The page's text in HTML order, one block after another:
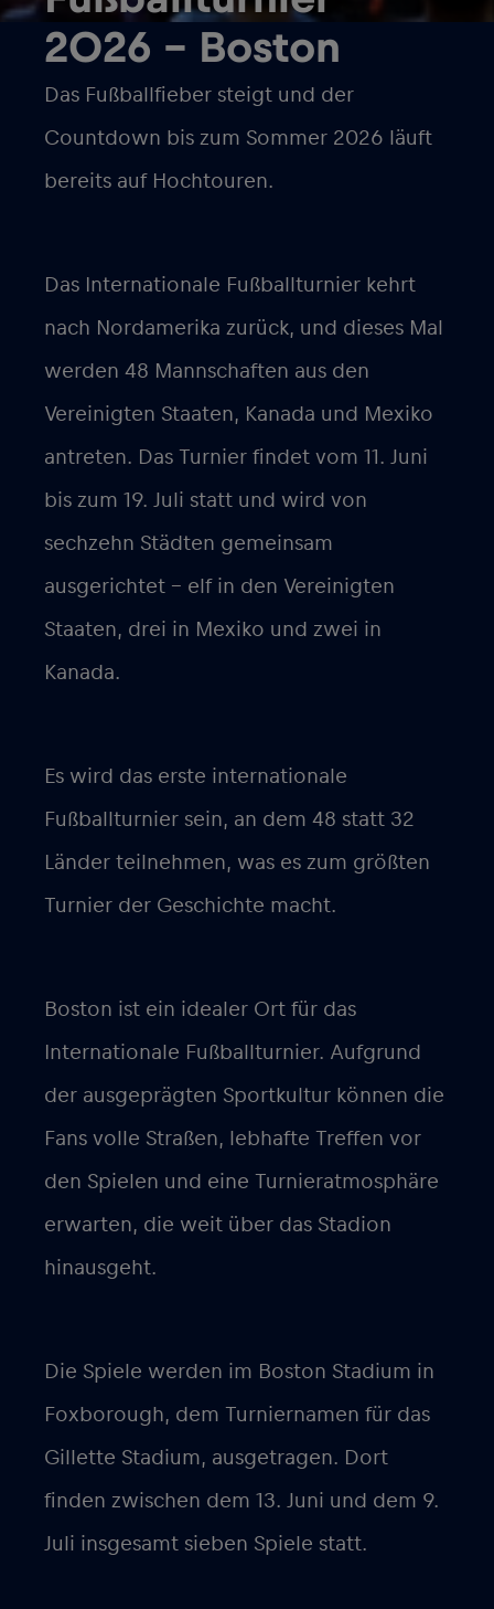
2026 – Boston
Das Fußballfieber steigt und der
Countdown bis zum Sommer 2026 läuft
bereits auf Hochtouren.
Das Internationale Fußballturnier kehrt
nach Nordamerika zurück, und dieses Mal
werden 48 Mannschaften aus den
Vereinigten Staaten, Kanada und Mexiko
antreten. Das Turnier findet vom 11. Juni
bis zum 19. Juli statt und wird von
sechzehn Städten gemeinsam
ausgerichtet – elf in den Vereinigten
Staaten, drei in Mexiko und zwei in
Kanada.
Es wird das erste internationale
Fußballturnier sein, an dem 48 statt 32
Länder teilnehmen, was es zum größten
Turnier der Geschichte macht.
Boston ist ein idealer Ort für das
Internationale Fußballturnier. Aufgrund
der ausgeprägten Sportkultur können die
Fans volle Straßen, lebhafte Treffen vor
den Spielen und eine Turnieratmosphäre
erwarten, die weit über das Stadion
hinausgeht.
Die Spiele werden im Boston Stadium in
Foxborough, dem Turniernamen für das
Gillette Stadium, ausgetragen. Dort
finden zwischen dem 13. Juni und dem 9.
Juli insgesamt sieben Spiele statt.